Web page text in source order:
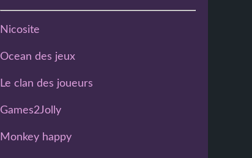
Nicosite
Ocean des jeux
Le clan des joueurs
Games2Jolly
Monkey happy